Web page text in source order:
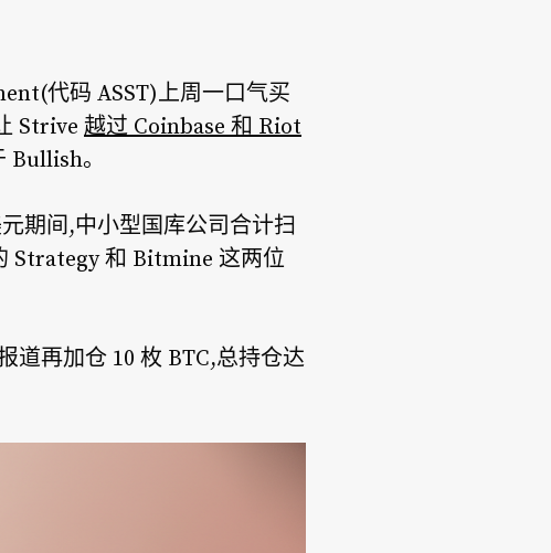
代码 ASST)上周一口气买
Strive 越过 Coinbase 和 Riot
Bullish。
期间,中小型国库公司合计扫
Strategy 和 Bitmine 这两位
道再加仓 10 枚 BTC,总持仓达